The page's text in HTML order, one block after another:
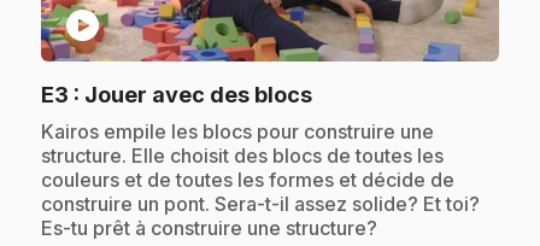
play_circle
E3 : Jouer avec des blocs.
.Kairos empile les blocs pour construire une
structure. Elle choisit des blocs de toutes les
couleurs et de toutes les formes et décide de
construire un pont. Sera-t-il assez solide? Et toi?
Es-tu prêt à construire une structure?